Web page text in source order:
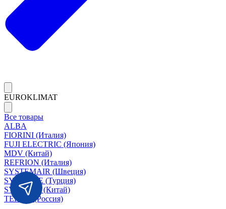
EUROKLIMAT
Все товары
ALBA
FIORINI (Италия)
FUJI ELECTRIC (Япония)
MDV (Китай)
REFRION (Италия)
SYSTEMAIR (Швеция)
SYSIMPLE (Турция)
SYSCOOL (Китай)
TERMA (Россия)